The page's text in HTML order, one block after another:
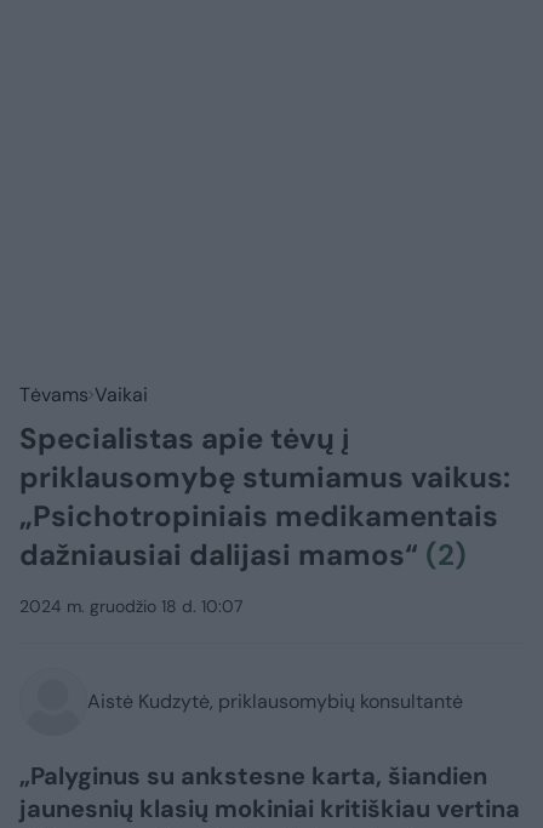
Tėvams Vaikai
Specialistas apie tėvų į
priklausomybę stumiamus vaikus:
„Psichotropiniais medikamentais
dažniausiai dalijasi mamos“ (2)
2024 m. gruodžio 18 d. 10:07
Aistė Kudzytė, priklausomybių konsultantė
„Palyginus su ankstesne karta, šiandien
jaunesnių klasių mokiniai kritiškiau vertina